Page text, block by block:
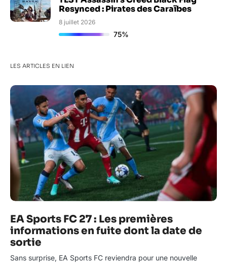
Resynced : Pirates des Caraïbes
8 juillet 2026
75%
LES ARTICLES EN LIEN
EA Sports FC 27 : Les premières
informations en fuite dont la date de
sortie
Sans surprise, EA Sports FC reviendra pour une nouvelle